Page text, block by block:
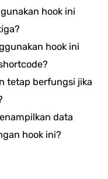
hook ini
hook ini
tetap berfungsi jika
data
hook ini?